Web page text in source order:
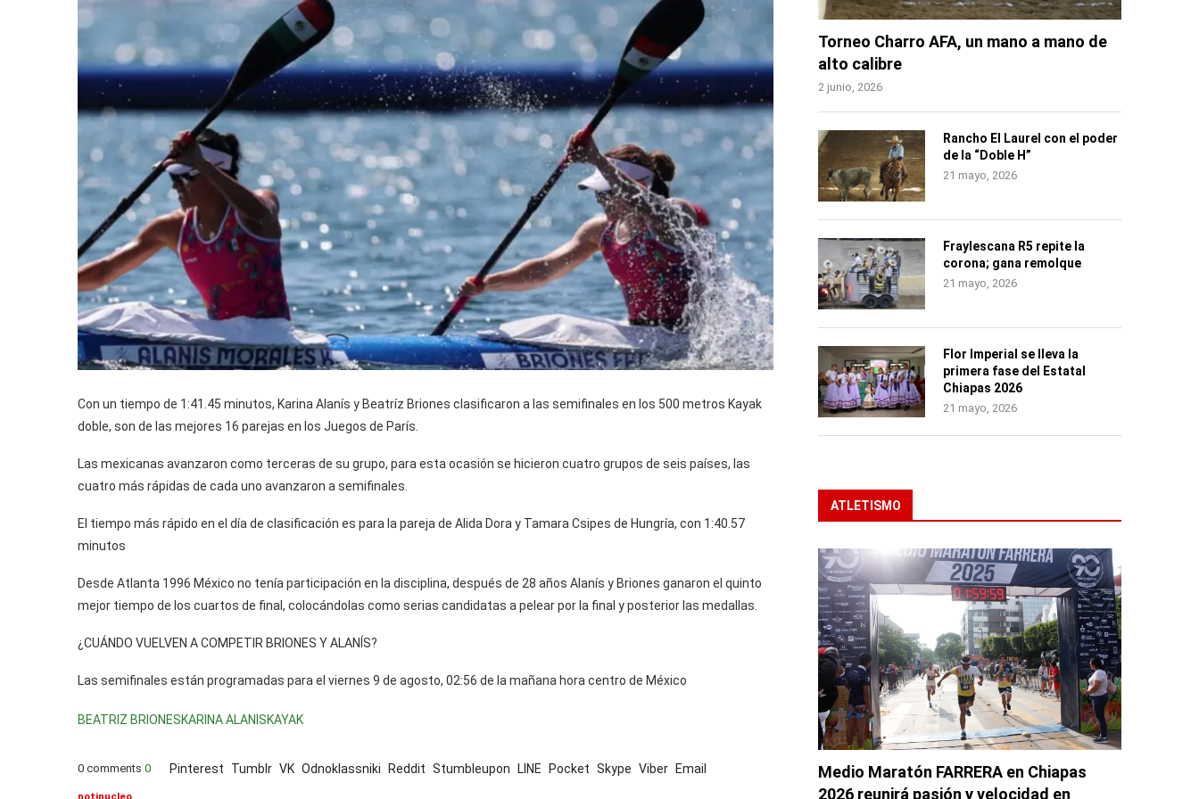
Con un tiempo de 1:41.45 minutos, Karina Alanís y Beatríz Briones clasificaron a las semifinales en los 500 metros Kayak
doble, son de las mejores 16 parejas en los Juegos de París.
Las mexicanas avanzaron como terceras de su grupo, para esta ocasión se hicieron cuatro grupos de seis países, las
cuatro más rápidas de cada uno avanzaron a semifinales.
El tiempo más rápido en el día de clasificación es para la pareja de Alida Dora y Tamara Csipes de Hungría, con 1:40.57
minutos
Desde Atlanta 1996 México no tenía participación en la disciplina, después de 28 años Alanís y Briones ganaron el quinto
mejor tiempo de los cuartos de final, colocándolas como serias candidatas a pelear por la final y posterior las medallas.
¿CUÁNDO VUELVEN A COMPETIR BRIONES Y ALANÍS?
Las semifinales están programadas para el viernes 9 de agosto, 02:56 de la mañana hora centro de México
BEATRIZ BRIONESKARINA ALANISKAYAK
0 comments 0 Pinterest Tumblr VK Odnoklassniki Reddit Stumbleupon LINE Pocket Skype Viber Email
notinucleo
Torneo Charro AFA, un mano a mano de
alto calibre
2 junio, 2026
Rancho El Laurel con el poder
de la “Doble H”
21 mayo, 2026
Fraylescana R5 repite la
corona; gana remolque
21 mayo, 2026
Flor Imperial se lleva la
primera fase del Estatal
Chiapas 2026
21 mayo, 2026
ATLETISMO
Medio Maratón FARRERA en Chiapas
2026 reunirá pasión y velocidad en